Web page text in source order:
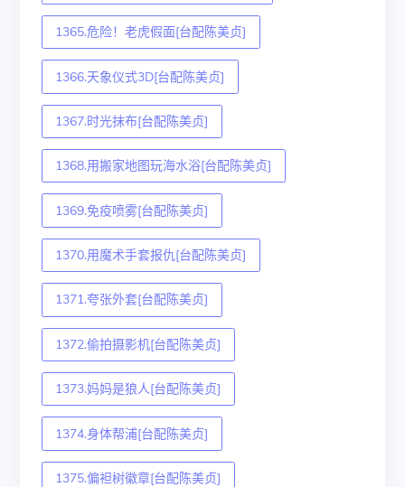
1365.危险！老虎假面[台配陈美贞]
1366.天象仪式3D[台配陈美贞]
1367.时光抹布[台配陈美贞]
1368.用搬家地图玩海水浴[台配陈美贞]
1369.免疫喷雾[台配陈美贞]
1370.用魔术手套报仇[台配陈美贞]
1371.夸张外套[台配陈美贞]
1372.偷拍摄影机[台配陈美贞]
1373.妈妈是狼人[台配陈美贞]
1374.身体帮浦[台配陈美贞]
1375.偏袒树徽章[台配陈美贞]